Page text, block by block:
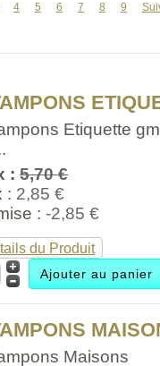
4 5 6 7 8 9
Etiquette
:5,70 €
: 2,85 €
:-2,85 €
du Produit
Maisons